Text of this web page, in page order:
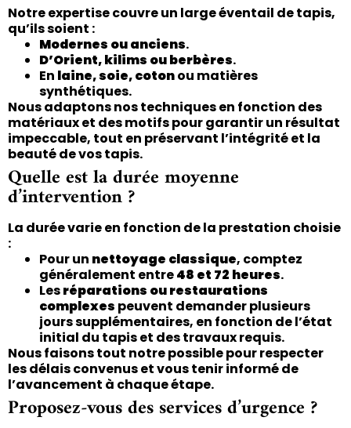
Notre expertise couvre un large éventail de tapis,
qu’ils soient :
Modernes ou anciens.
D’Orient, kilims ou berbères.
En laine, soie, cotonou matières
synthétiques.
Nous adaptons nos techniques en fonction des
matériaux et des motifs pour garantir un résultat
impeccable, tout en préservant l’intégrité et la
beauté de vos tapis.
Quelle est la durée moyenne
d’intervention ?
La durée varie en fonction de la prestation choisie
:
Pour un nettoyage classique, comptez
généralement entre48 et 72 heures.
Lesréparations ou restaurations
complexes peuvent demander plusieurs
jours supplémentaires, en fonction de l’état
initial du tapis et des travaux requis.
Nous faisons tout notre possible pour respecter
les délais convenus et vous tenir informé de
l’avancement à chaque étape.
Proposez-vous des services d’urgence ?